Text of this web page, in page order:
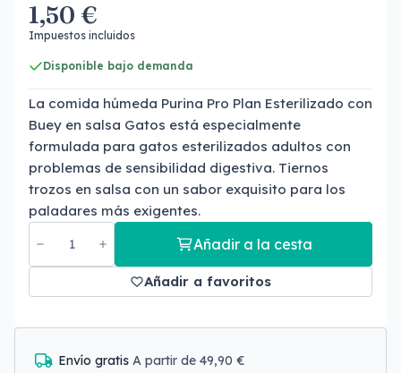
1,50 €
Impuestos incluidos
Disponible bajo demanda
La comida húmeda Purina Pro Plan Esterilizado con
Buey en salsa Gatos está especialmente
formulada para gatos esterilizados adultos con
problemas de sensibilidad digestiva. Tiernos
trozos en salsa con un sabor exquisito para los
paladares más exigentes.
Añadir a la cesta
Añadir a favoritos
Envío gratis A partir de 49,90 €